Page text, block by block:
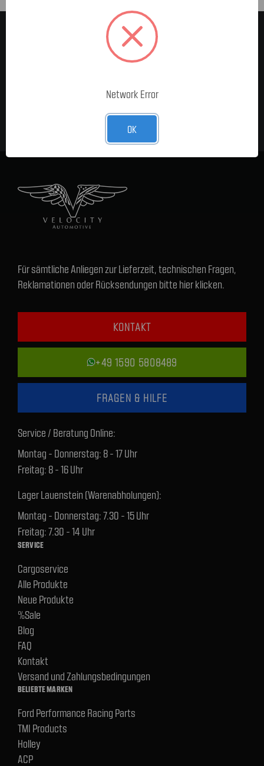
MELDE DICH FÜR UNSEREN
Für sämtliche Anliegen zur Lieferzeit, technischen Fragen,
Reklamationen oder Rücksendungen bitte hier klicken.
KONTAKT
+49 1590 5808489
FRAGEN & HILFE
Service / Beratung Online:
Montag - Donnerstag: 8 - 17 Uhr
Freitag: 8 - 16 Uhr
Lager Lauenstein (Warenabholungen):
Montag - Donnerstag: 7.30 - 15 Uhr
Freitag: 7.30 - 14 Uhr
SERVICE
Cargoservice
Alle Produkte
Neue Produkte
%Sale
Blog
FAQ
Kontakt
Versand und Zahlungsbedingungen
BELIEBTE MARKEN
Ford Performance Racing Parts
TMI Products
Holley
ACP
Network Error
OK